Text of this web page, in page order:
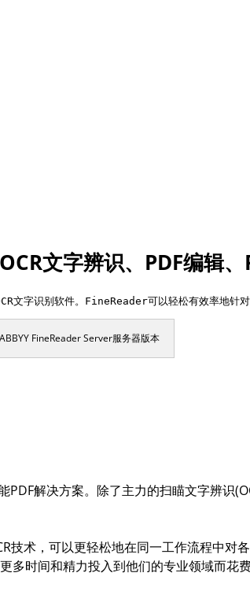
文字辨识、PDF编辑
文字识别软件。FineReader可以轻松有效率地针
ABBYY FineReader Server服务器版本
PDF解决方案。除了主力的扫瞄文字辨识
技术，可以更轻松地在同一工作流程中对
多时间和精力投入到他们的专业领域而花